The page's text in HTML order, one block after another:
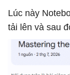
Lúc này
tải lên và sau